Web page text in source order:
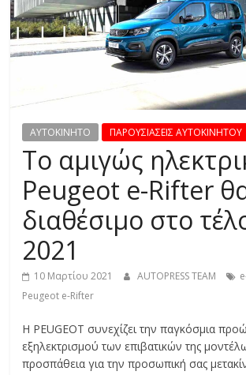
R
E
S
SAYTOKINHTO ΠΑΡΟΥΣΙΑΣΕΙΣ ΑΥΤΟΚΙΝΗΤΟΥ
Το αμιγώς
Peugeot e-Rifter
διαθέσιμο στο
2021
10 Μαρτίου 2021 AUTOPRESS TEAM
Peugeot e-Rifter
Η PEUGEOT συνεχίζει την παγκόσμια
εξηλεκτρισμού των επιβατικών της
προσπάθεια για την προσωπική σας